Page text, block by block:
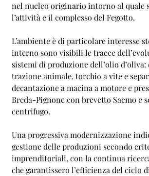
nel nucleo originario intorno al quale
l’attività e il complesso del Fegotto.
L’ambiente è di particolare interesse
interno sono visibili le tracce
sistemi di produzione dell’olio d’oliva:
trazione animale, torchio a vite e
decantazione a macina a motore e
Breda-Pignone con brevetto Sacmo e
centrifugo.
Una progressiva modernizzazione
gestione delle produzioni secondo
imprenditoriali, con la continua
che garantissero l’efficienza del ciclo